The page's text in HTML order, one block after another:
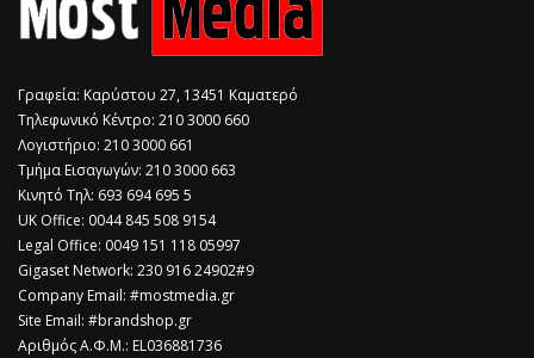
Γραφεία: Καρύστου 27, 13451 Καματερό
Τηλεφωνικό Κέντρο: 210 3000 660
Λογιστήριο: 210 3000 661
Τμήμα Εισαγωγών: 210 3000 663
Κινητό Τηλ: 693 694 695 5
​UK Office: 0044 845 508 9154
Legal Office: 0049 151 118 05997
Gigaset Network: 230 916 24902#9
Company Email: #mostmedia.gr
Site Email: #brandshop.gr
Αριθμός Α.Φ.Μ.: EL036881736